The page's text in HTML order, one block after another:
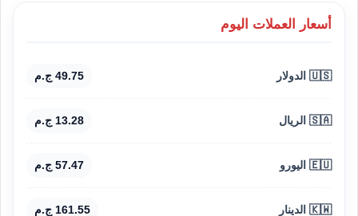
أسعار العملات اليوم
🇺🇸 الدولار 49.75 ج.م
🇸🇦 الريال 13.28 ج.م
🇪🇺 اليورو 57.47 ج.م
🇰🇼 الدينار 161.55 ج.م